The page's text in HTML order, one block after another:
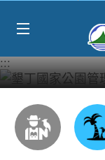
:::